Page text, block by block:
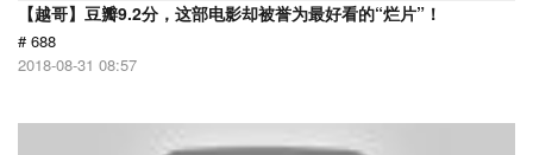
【越哥】豆瓣9.2分，这部电影却被誉为最好看的“烂片”！
# 688
2018-08-31 08:57